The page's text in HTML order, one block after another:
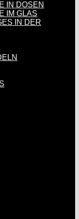
IN DOSEN
IM GLAS
IN DER